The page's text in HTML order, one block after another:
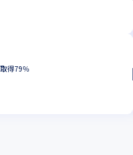
得79％